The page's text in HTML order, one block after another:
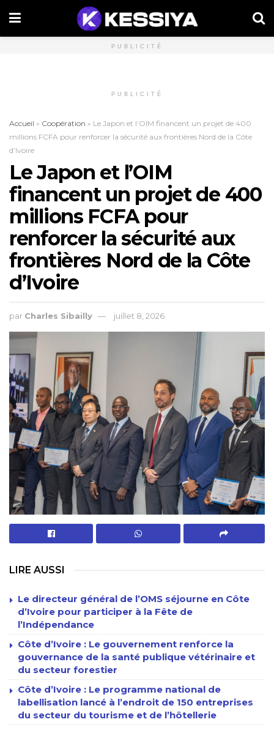
PUBLICITÉ
PUBLICITÉ
Accueil » Coopération » Le Japon et l’OIM financent un projet de 400
millions FCFA pour renforcer la sécurité aux frontières Nord de la Côte
d’Ivoire
Le Japon et l’OIM
financent un projet de 400
millions FCFA pour
renforcer la sécurité aux
frontières Nord de la Côte
d’Ivoire
par Charles Sibailly juillet 8, 2026
LIRE AUSSI
Le directeur général de l’OMS séjourne en Côte
d’Ivoire pour participer à la Fête de
l’Indépendance
Côte d’Ivoire : Le gouvernement renforce la
gouvernance de la santé publique vétérinaire et
du secteur forestier
Côte d’Ivoire : Le programme national de
labellisation lancé à l’endroit de 150 entreprises
du secteur du tourisme et de l’hôtellerie